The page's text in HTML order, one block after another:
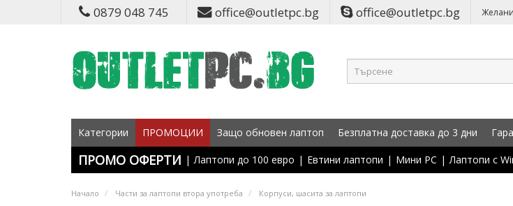
0879 048 745 office@outletpc.bg office@outletpc.bg
Категории ПРОМОЦИИ Защо обновен лаптоп Безплатна доставка до 3 дни
ПРОМО ОФЕРТИ | Лаптопи до 100 евро | Евтини лаптопи | Мини PC | Лаптопи с
Начало Части за лаптопи втора употреба Корпуси, шасита за лаптопи